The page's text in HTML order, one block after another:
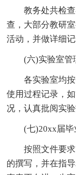
教务处共检查
查，大部分教研
活动，并做详细记
(六)实验室管
各实验室均按
使用过程记录，
况，认真批阅实验
(七)20xx届毕
按照文件要求
的撰写，并在指